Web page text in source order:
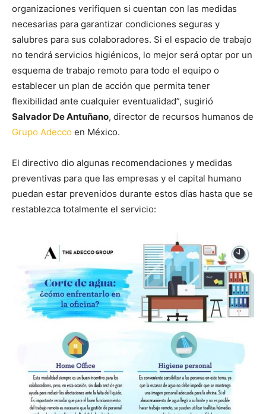
organizaciones verifiquen si cuentan con las medidas
necesarias para garantizar condiciones seguras y
salubres para sus colaboradores. Si el espacio de trabajo
no tendrá servicios higiénicos, lo mejor será optar por un
esquema de trabajo remoto para todo el equipo o
establecer un plan de acción que permita tener
flexibilidad ante cualquier eventualidad”, sugirió
Salvador De Antuñano, director de recursos humanos de
Grupo Adecco en México.
El directivo dio algunas recomendaciones y medidas
preventivas para que las empresas y el capital humano
puedan estar prevenidos durante estos días hasta que se
restablezca totalmente el servicio: